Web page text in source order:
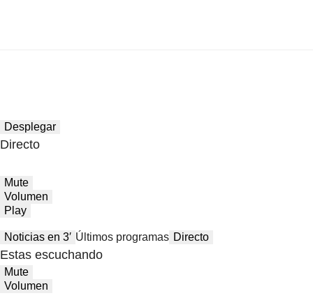
Desplegar
Directo
Mute
Volumen
Play
Noticias en 3′ Últimos programas Directo
Estas escuchando
Mute
Volumen